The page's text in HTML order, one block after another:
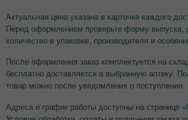
Актуальная цена указана в карточке каждого
Перед оформлением проверьте форму выпуска,
количество в упаковке, производителя и
После оформления заказ комплектуется на
бесплатно доставляется в выбранную аптеку.
товар можно после уведомления о поступлении.
Адреса и график работы доступны на странице